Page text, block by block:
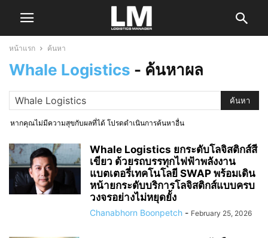
หน้าแรก ค้นหา
Whale Logistics - ค้นหาผล
หากคุณไม่มีความสุขกับผลที่ได้ โปรดดำเนินการค้นหาอื่น
Whale Logistics ยกระดับโลจิสติกส์สี
เขียว ด้วยรถบรรทุกไฟฟ้าพลังงาน
แบตเตอรี่เทคโนโลยี SWAP พร้อมเดิน
หน้ายกระดับบริการโลจิสติกส์แบบครบ
วงจรอย่างไม่หยุดยั้ง
Chanabhorn Boonpetch - February 25, 2026